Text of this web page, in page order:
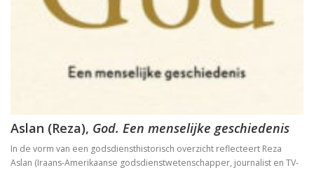
De omweg naar Santiago
De schepping van de wereld
Luther de biografie
Holy Ignorance (La sainte ignorance)
Aslan (Reza), God. Een menselijke geschiedenis
In de vorm van een godsdiensthistorisch overzicht reflecteert Reza
Aslan (Iraans-Amerikaanse godsdienstwetenschapper, journalist en TV-